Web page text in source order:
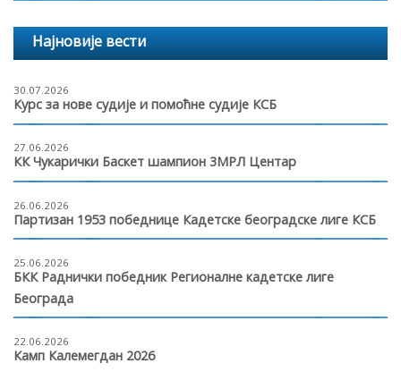
Најновије вести
30.07.2026
Курс за нове судије и помоћне судије КСБ
27.06.2026
КК Чукарички Баскет шампион 3МРЛ Центар
26.06.2026
Партизан 1953 победнице Кадетске београдске лиге КСБ
25.06.2026
БКК Раднички победник Регионалне кадетске лиге
Београда
22.06.2026
Камп Калемегдан 2026